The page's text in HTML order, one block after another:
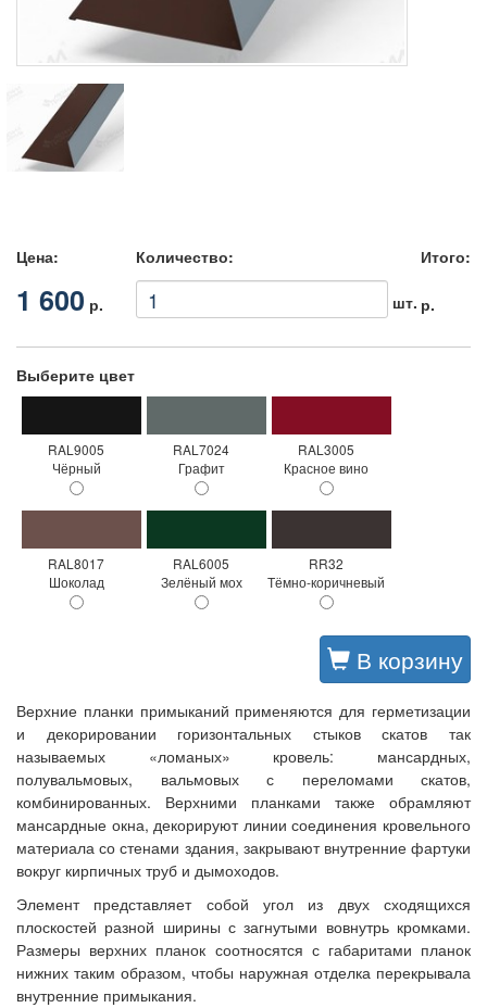
Цена:
1 600 р.
Количество:
шт.
Итого:
р.
Выберите цвет
RAL9005
Чёрный
RAL7024
Графит
RAL3005
Красное вино
RAL8017
Шоколад
RAL6005
Зелёный мох
RR32
Тёмно-коричневый
В корзину
Верхние планки примыканий применяются для герметизации
и декорировании горизонтальных стыков скатов так
называемых «ломаных» кровель: мансардных,
полувальмовых, вальмовых с переломами скатов,
комбинированных. Верхними планками также обрамляют
мансардные окна, декорируют линии соединения кровельного
материала со стенами здания, закрывают внутренние фартуки
вокруг кирпичных труб и дымоходов.
Элемент представляет собой угол из двух сходящихся
плоскостей разной ширины с загнутыми вовнутрь кромками.
Размеры верхних планок соотносятся с габаритами планок
нижних таким образом, чтобы наружная отделка перекрывала
внутренние примыкания.